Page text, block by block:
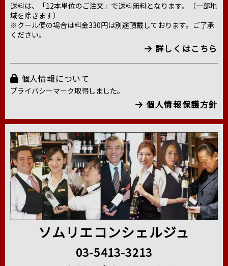
送料は、「12本単位のご注文」で送料無料となります。（一部地
域を除きます）
※クール便の場合は料金330円は別途頂戴しております。ご了承
ください。
詳しくはこちら
個人情報について
プライバシーマーク取得しました。
個人情報保護方針
ソムリエコンシェルジュ
03-5413-3213